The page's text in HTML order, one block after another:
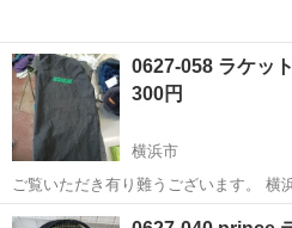
0627-058 ラケッ
300円
横浜市
ご覧いただき有り難うございます。 横浜市とジモティーが連携して運
営しています。 粗⼤ごみ等の減量を⽬
神奈川 横浜市